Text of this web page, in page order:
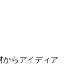
からアイディア